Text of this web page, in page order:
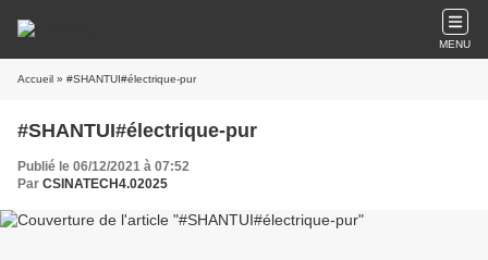
MENU
Accueil » #SHANTUI#électrique-pur
#SHANTUI#électrique-pur
Publié le 06/12/2021 à 07:52
Par CSINATECH4.02025